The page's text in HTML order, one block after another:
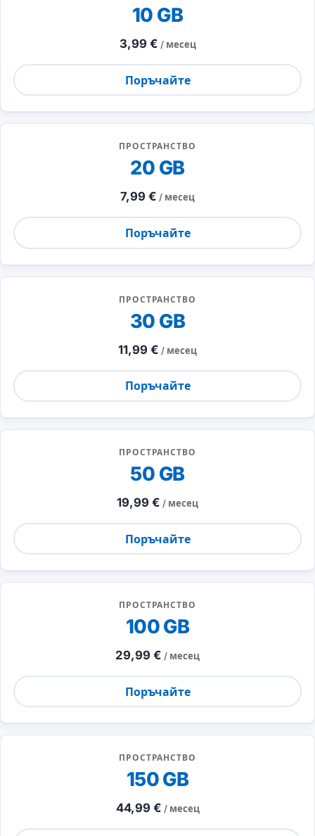
10 GB
3,99 € / месец
Поръчайте
ПРОСТРАНСТВО
20 GB
7,99 € / месец
Поръчайте
ПРОСТРАНСТВО
30 GB
11,99 € / месец
Поръчайте
ПРОСТРАНСТВО
50 GB
19,99 € / месец
Поръчайте
ПРОСТРАНСТВО
100 GB
29,99 € / месец
Поръчайте
ПРОСТРАНСТВО
150 GB
44,99 € / месец